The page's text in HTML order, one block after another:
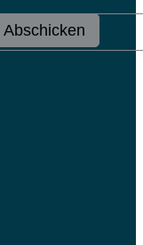
Abschicken